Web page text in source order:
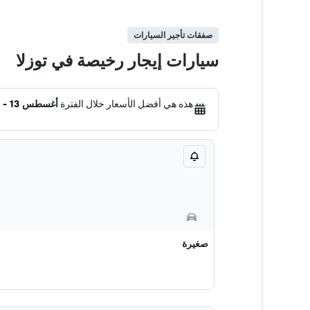
صفقات تأجير السيارات
سيارات إيجار رخيصة في توزلا
هذه هي أفضل الأسعار خلال الفترة أغسطس 13 - 20
صغيرة